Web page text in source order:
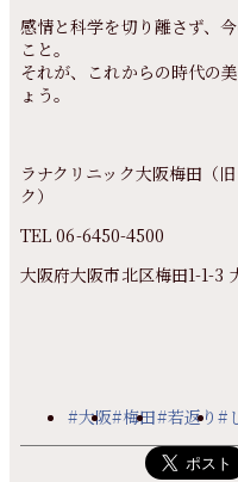
感情と科学を切り離さず、
こと。
それが、これからの時代の
ょう。
ラナクリニック大阪梅田（
ク）
TEL 06-6450-4500
大阪府大阪市北区梅田1-1-3
#大阪#梅田#若返り #